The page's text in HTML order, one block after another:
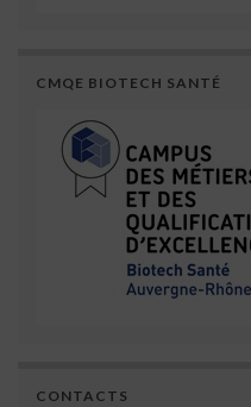
CMQE BIOTECH SANTÉ
CONTACTS